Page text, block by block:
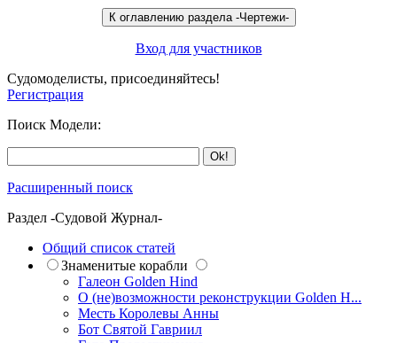
Вход для участников
Судомоделисты, присоединяйтесь!
Регистрация
Поиск Модели:
Расширенный поиск
Раздел -Судовой Журнал-
Общий список статей
Знаменитые корабли
Галеон Golden Hind
О (не)возможности реконструкции Golden H...
Месть Королевы Анны
Бот Святой Гавриил